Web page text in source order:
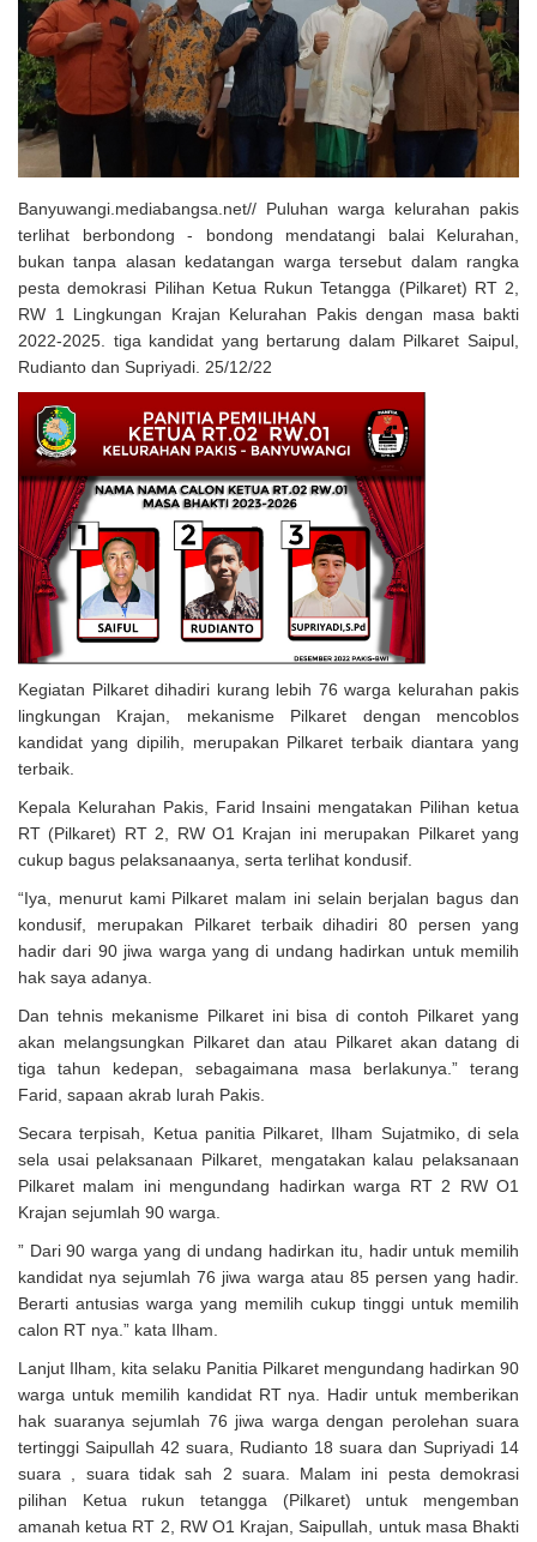
Uji Coba Program NADI JKN
Banyuwangi.mediabangsa.net// Puluhan warga kelurahan pakis
terlihat berbondong - bondong mendatangi balai Kelurahan,
bukan tanpa alasan kedatangan warga tersebut dalam rangka
pesta demokrasi Pilihan Ketua Rukun Tetangga (Pilkaret) RT 2,
RW 1 Lingkungan Krajan Kelurahan Pakis dengan masa bakti
2022-2025. tiga kandidat yang bertarung dalam Pilkaret Saipul,
Rudianto dan Supriyadi. 25/12/22
Kegiatan Pilkaret dihadiri kurang lebih 76 warga kelurahan pakis
lingkungan Krajan, mekanisme Pilkaret dengan mencoblos
kandidat yang dipilih, merupakan Pilkaret terbaik diantara yang
terbaik.
Kepala Kelurahan Pakis, Farid Insaini mengatakan Pilihan ketua
RT (Pilkaret) RT 2, RW O1 Krajan ini merupakan Pilkaret yang
cukup bagus pelaksanaanya, serta terlihat kondusif.
“Iya, menurut kami Pilkaret malam ini selain berjalan bagus dan
kondusif, merupakan Pilkaret terbaik dihadiri 80 persen yang
hadir dari 90 jiwa warga yang di undang hadirkan untuk memilih
hak saya adanya.
Dan tehnis mekanisme Pilkaret ini bisa di contoh Pilkaret yang
akan melangsungkan Pilkaret dan atau Pilkaret akan datang di
tiga tahun kedepan, sebagaimana masa berlakunya.” terang
Farid, sapaan akrab lurah Pakis.
Secara terpisah, Ketua panitia Pilkaret, Ilham Sujatmiko, di sela
sela usai pelaksanaan Pilkaret, mengatakan kalau pelaksanaan
Pilkaret malam ini mengundang hadirkan warga RT 2 RW O1
Krajan sejumlah 90 warga.
” Dari 90 warga yang di undang hadirkan itu, hadir untuk memilih
kandidat nya sejumlah 76 jiwa warga atau 85 persen yang hadir.
Berarti antusias warga yang memilih cukup tinggi untuk memilih
calon RT nya.” kata Ilham.
Lanjut Ilham, kita selaku Panitia Pilkaret mengundang hadirkan 90
warga untuk memilih kandidat RT nya. Hadir untuk memberikan
hak suaranya sejumlah 76 jiwa warga dengan perolehan suara
tertinggi Saipullah 42 suara, Rudianto 18 suara dan Supriyadi 14
suara , suara tidak sah 2 suara. Malam ini pesta demokrasi
pilihan Ketua rukun tetangga (Pilkaret) untuk mengemban
amanah ketua RT 2, RW O1 Krajan, Saipullah, untuk masa Bhakti